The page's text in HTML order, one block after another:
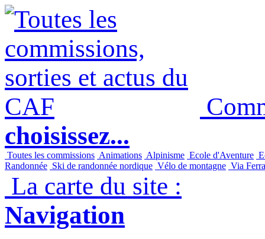
choisissez...
Toutes les commissions Animations Alpinisme Ecole d'Aventure
Randonnée Ski de randonnée nordique Vélo de montagne Via
La carte du site :
Navigation